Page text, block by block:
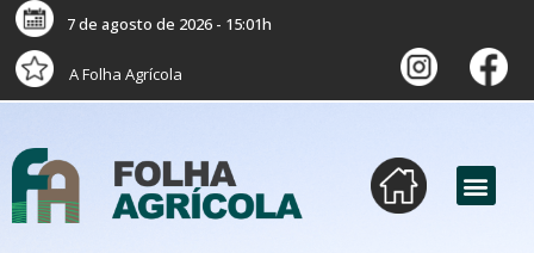
7 de agosto de 2026 - 15:01h
A Folha Agrícola